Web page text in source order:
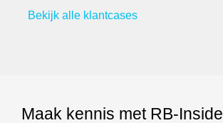
Bekijk alle klantcases
Maak kennis met RB-Inside